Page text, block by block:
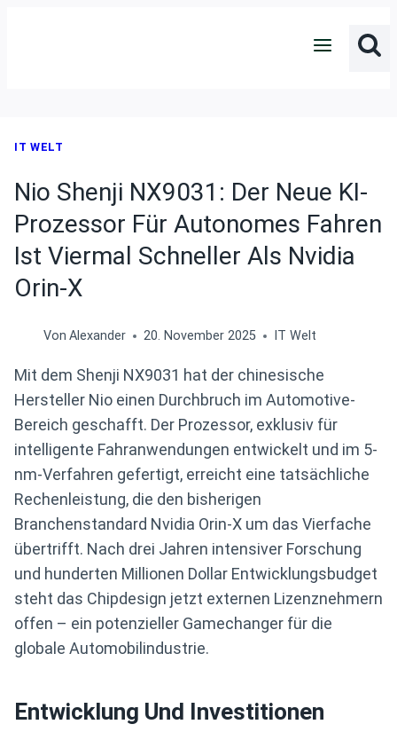
IT WELT
Nio Shenji NX9031: Der Neue KI-
Prozessor Für Autonomes Fahren
Ist Viermal Schneller Als Nvidia
Orin-X
Von Alexander 20. November 2025 IT Welt
Mit dem Shenji NX9031 hat der chinesische
Hersteller Nio einen Durchbruch im Automotive-
Bereich geschafft. Der Prozessor, exklusiv für
intelligente Fahranwendungen entwickelt und im 5-
nm-Verfahren gefertigt, erreicht eine tatsächliche
Rechenleistung, die den bisherigen
Branchenstandard Nvidia Orin-X um das Vierfache
übertrifft. Nach drei Jahren intensiver Forschung
und hunderten Millionen Dollar Entwicklungsbudget
steht das Chipdesign jetzt externen Lizenznehmern
offen – ein potenzieller Gamechanger für die
globale Automobilindustrie.
Entwicklung Und Investitionen